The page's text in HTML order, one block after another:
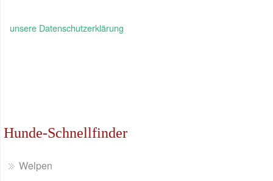
unsere Datenschutzerklärung
Hunde-Schnellfinder
Welpen